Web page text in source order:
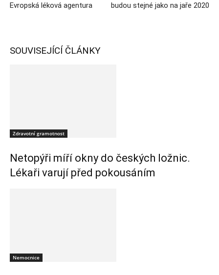
Evropská léková agentura
budou stejné jako na jaře 2020
SOUVISEJÍCÍ ČLÁNKY
Zdravotní gramotnost
Netopýři míří okny do českých ložnic.
Lékaři varují před pokousáním
Nemocnice